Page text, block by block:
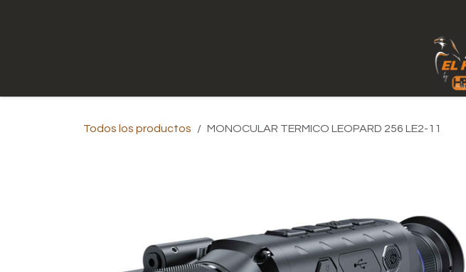
Todos los productos MONOCULAR TERMICO LEOPARD 256 LE2-11